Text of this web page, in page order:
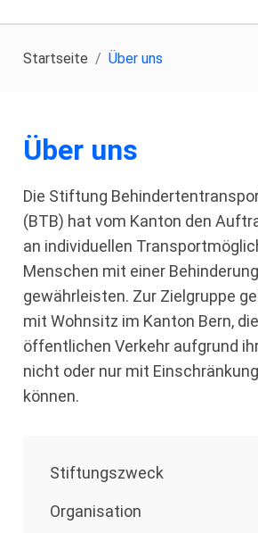
Startseite Über uns
Über uns
Die Stiftung
(BTB) hat vom Kanton den
an individuellen
Menschen mit einer
gewährleisten. Zur Zielgruppe
mit Wohnsitz im Kanton Bern,
öffentlichen Verkehr aufgrund
nicht oder nur mit
können.
Stiftungszweck
Organisation